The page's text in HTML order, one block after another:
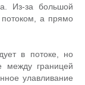
Из-за большой
а прямо
в потоке, но
между границей
улавливание